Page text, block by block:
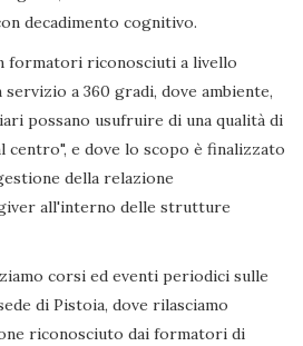
decadimento cognitivo.
formatori riconosciuti a livello
a 360 gradi, dove ambiente,
possano usufruire di una qualità di
centro", e dove lo scopo è finalizzato
della relazione
all'interno delle strutture
corsi ed eventi periodici sulle
di Pistoia, dove rilasciamo
riconosciuto dai formatori di